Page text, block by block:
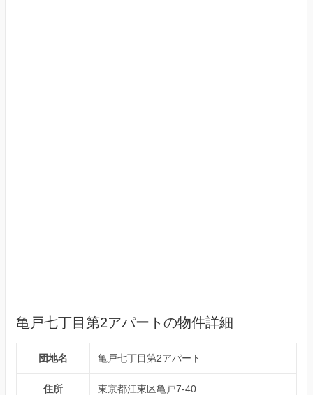
亀戸七丁目第2アパートの物件詳細
団地名 亀戸七丁目第2アパート
住所 東京都江東区亀戸7-40